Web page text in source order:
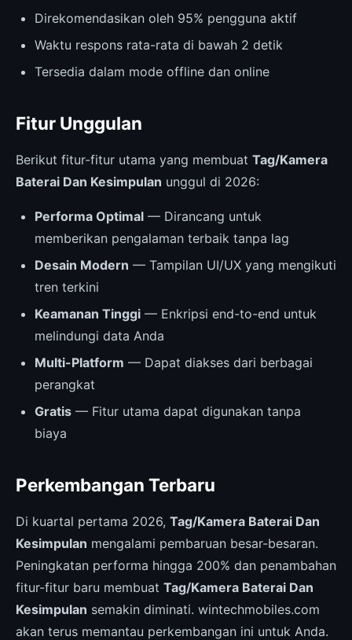
Direkomendasikan oleh 95% pengguna aktif
Waktu respons rata-rata di bawah 2 detik
Tersedia dalam mode offline dan online
Fitur Unggulan
Berikut fitur-fitur utama yang membuat Tag/Kamera
Baterai Dan Kesimpulan unggul di 2026:
Performa Optimal — Dirancang untuk
memberikan pengalaman terbaik tanpa lag
Desain Modern — Tampilan UI/UX yang mengikuti
tren terkini
Keamanan Tinggi — Enkripsi end-to-end untuk
melindungi data Anda
Multi-Platform — Dapat diakses dari berbagai
perangkat
Gratis — Fitur utama dapat digunakan tanpa
biaya
Perkembangan Terbaru
Di kuartal pertama 2026, Tag/Kamera Baterai Dan
Kesimpulan mengalami pembaruan besar-besaran.
Peningkatan performa hingga 200% dan penambahan
fitur-fitur baru membuat Tag/Kamera Baterai Dan
Kesimpulan semakin diminati. wintechmobiles.com
akan terus memantau perkembangan ini untuk Anda.